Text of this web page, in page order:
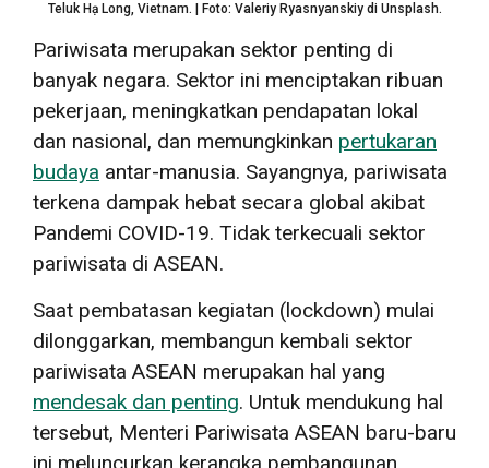
Teluk Hạ Long, Vietnam. | Foto: Valeriy Ryasnyanskiy di Unsplash.
Pariwisata merupakan sektor penting di
banyak negara. Sektor ini menciptakan ribuan
pekerjaan, meningkatkan pendapatan lokal
dan nasional, dan memungkinkan pertukaran
budaya antar-manusia. Sayangnya, pariwisata
terkena dampak hebat secara global akibat
Pandemi COVID-19. Tidak terkecuali sektor
pariwisata di ASEAN.
Saat pembatasan kegiatan (lockdown) mulai
dilonggarkan, membangun kembali sektor
pariwisata ASEAN merupakan hal yang
mendesak dan penting. Untuk mendukung hal
tersebut, Menteri Pariwisata ASEAN baru-baru